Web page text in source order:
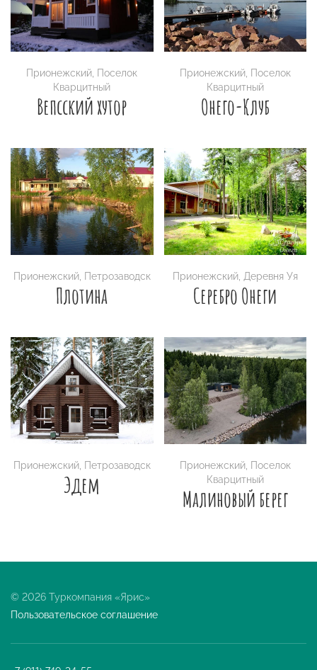
Прионежский, Поселок
Кварцитный
Вепсский хутор
Прионежский, Поселок
Кварцитный
Онего-Клуб
Прионежский, Петрозаводск
Плотина
Прионежский, Деревня Уя
Серебро Онеги
Прионежский, Петрозаводск
Эдем
Прионежский, Поселок
Кварцитный
Малиновый берег
© 2026 Туркомпания «Ярис»
Пользовательское соглашение